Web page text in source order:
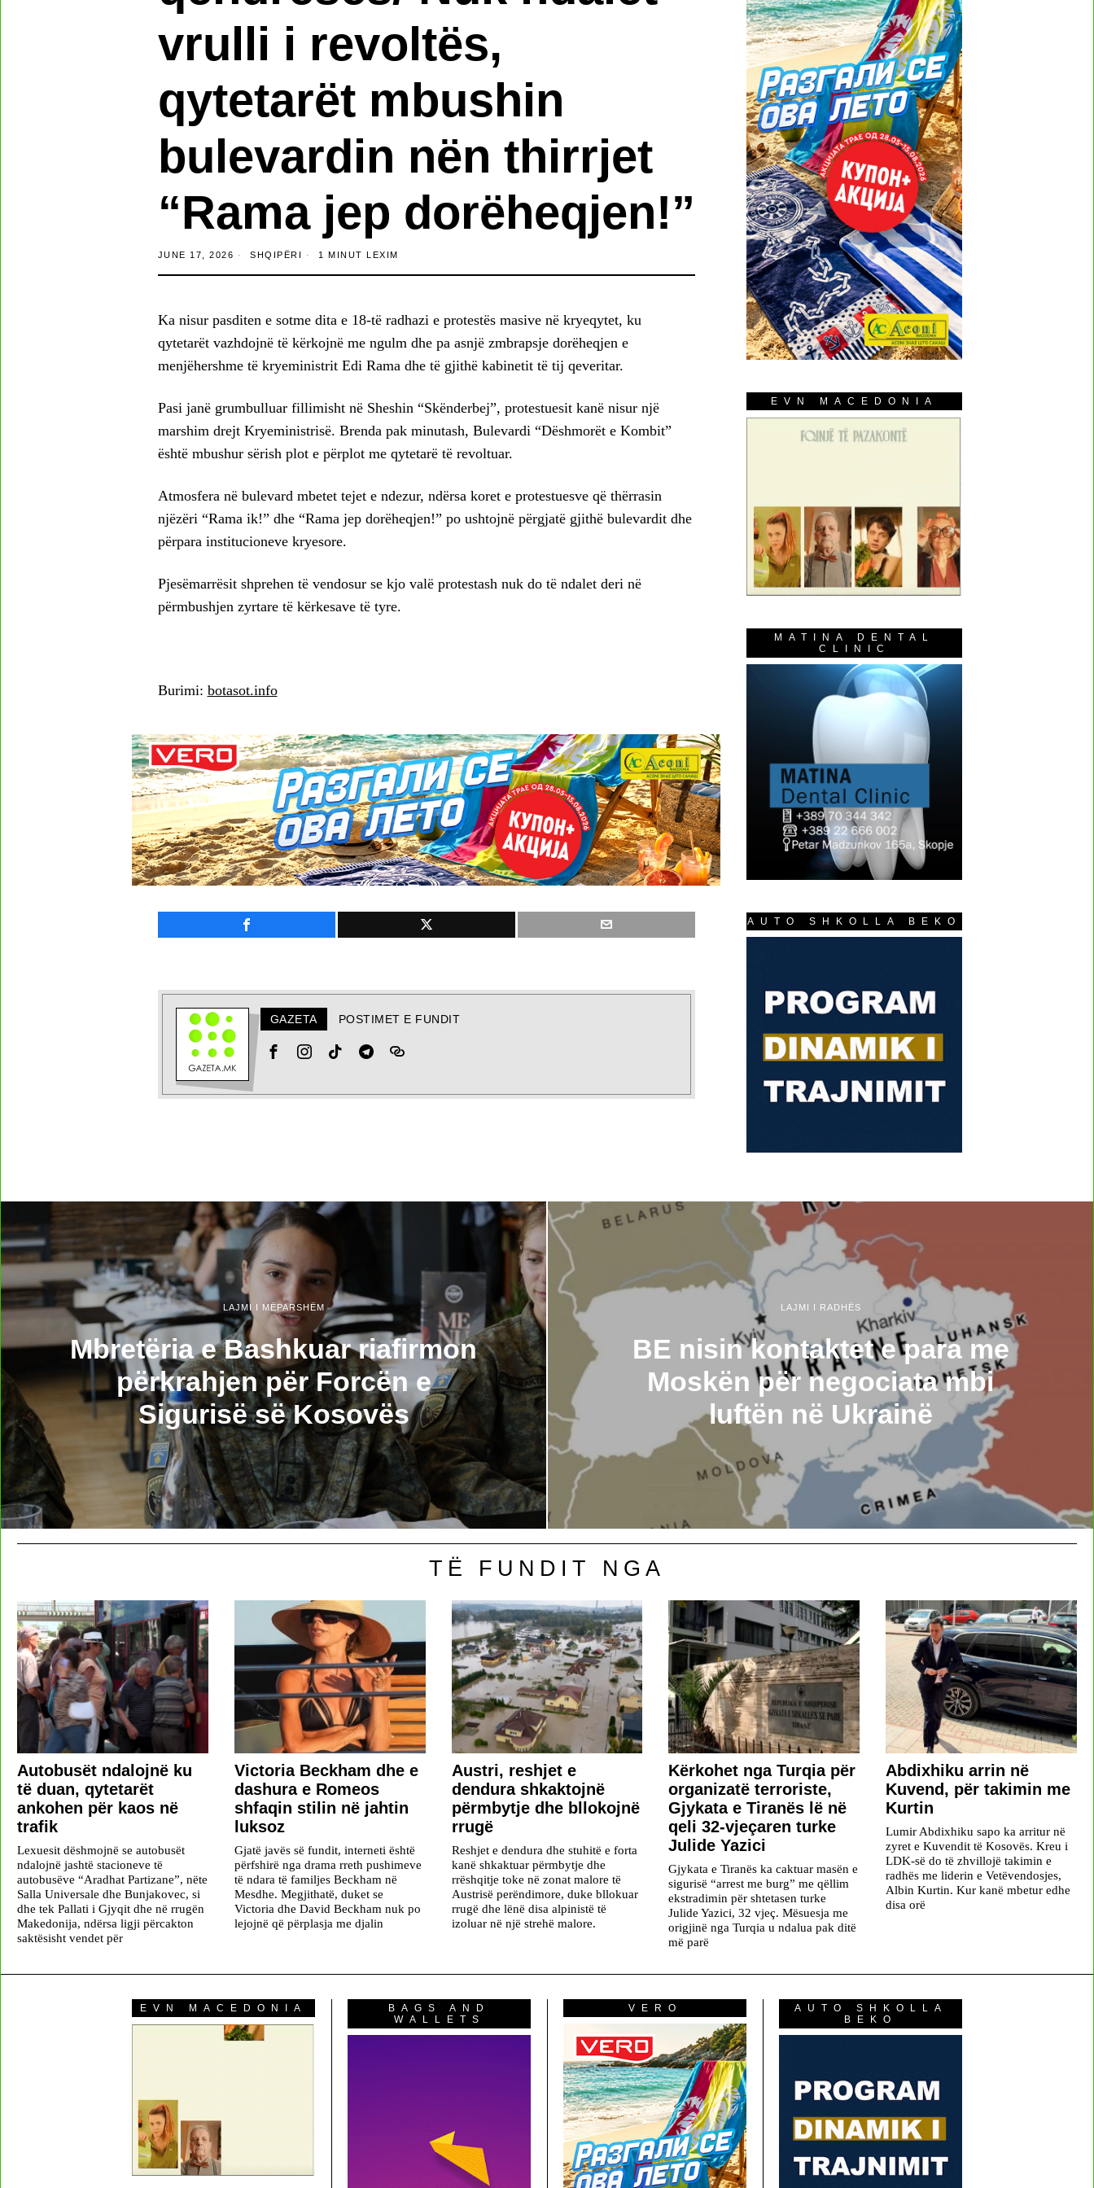
vrulli i revoltës,
qytetarët mbushin
bulevardin nën thirrjet
“Rama jep dorëheqjen!”
JUNE 17, 2026 SHQIPËRI 1 MINUT LEXIM
Ka nisur pasditen e sotme dita e 18-të radhazi e protestës masive në kryeqytet, ku
qytetarët vazhdojnë të kërkojnë me ngulm dhe pa asnjë zmbrapsje dorëheqjen e
menjëhershme të kryeministrit Edi Rama dhe të gjithë kabinetit të tij qeveritar.
Pasi janë grumbulluar fillimisht në Sheshin “Skënderbej”, protestuesit kanë nisur një
marshim drejt Kryeministrisë. Brenda pak minutash, Bulevardi “Dëshmorët e Kombit”
është mbushur sërish plot e përplot me qytetarë të revoltuar.
Atmosfera në bulevard mbetet tejet e ndezur, ndërsa koret e protestuesve që thërrasin
njëzëri “Rama ik!” dhe “Rama jep dorëheqjen!” po ushtojnë përgjatë gjithë bulevardit dhe
përpara institucioneve kryesore.
Pjesëmarrësit shprehen të vendosur se kjo valë protestash nuk do të ndalet deri në
përmbushjen zyrtare të kërkesave të tyre.
Burimi: botasot.info
GAZETA POSTIMET E FUNDIT
EVN MACEDONIA
MATINA DENTAL
CLINIC
AUTO SHKOLLA BEKO
LAJMI I MËPARSHËM
Mbretëria e Bashkuar riafirmon
përkrahjen për Forcën e
Sigurisë së Kosovës
LAJMI I RADHËS
BE nisin kontaktet e para me
Moskën për negociata mbi
luftën në Ukrainë
TË FUNDIT NGA
Autobusët ndalojnë ku
të duan, qytetarët
ankohen për kaos në
trafik
Lexuesit dëshmojnë se autobusët
ndalojnë jashtë stacioneve të
autobusëve “Aradhat Partizane”, nëte
Salla Universale dhe Bunjakovec, si
dhe tek Pallati i Gjyqit dhe në rrugën
Makedonija, ndërsa ligji përcakton
saktësisht vendet për
Victoria Beckham dhe e
dashura e Romeos
shfaqin stilin në jahtin
luksoz
Gjatë javës së fundit, interneti është
përfshirë nga drama rreth pushimeve
të ndara të familjes Beckham në
Mesdhe. Megjithatë, duket se
Victoria dhe David Beckham nuk po
lejojnë që përplasja me djalin
Austri, reshjet e
dendura shkaktojnë
përmbytje dhe bllokojnë
rrugë
Reshjet e dendura dhe stuhitë e forta
kanë shkaktuar përmbytje dhe
rrëshqitje toke në zonat malore të
Austrisë perëndimore, duke bllokuar
rrugë dhe lënë disa alpinistë të
izoluar në një strehë malore.
Kërkohet nga Turqia për
organizatë terroriste,
Gjykata e Tiranës lë në
qeli 32-vjeçaren turke
Julide Yazici
Gjykata e Tiranës ka caktuar masën e
sigurisë “arrest me burg” me qëllim
ekstradimin për shtetasen turke
Julide Yazici, 32 vjeç. Mësuesja me
origjinë nga Turqia u ndalua pak ditë
më parë
Abdixhiku arrin në
Kuvend, për takimin me
Kurtin
Lumir Abdixhiku sapo ka arritur në
zyret e Kuvendit të Kosovës. Kreu i
LDK-së do të zhvillojë takimin e
radhës me liderin e Vetëvendosjes,
Albin Kurtin. Kur kanë mbetur edhe
disa orë
EVN MACEDONIA
BAGS AND
WALLETS
VERO
AUTO SHKOLLA
BEKO